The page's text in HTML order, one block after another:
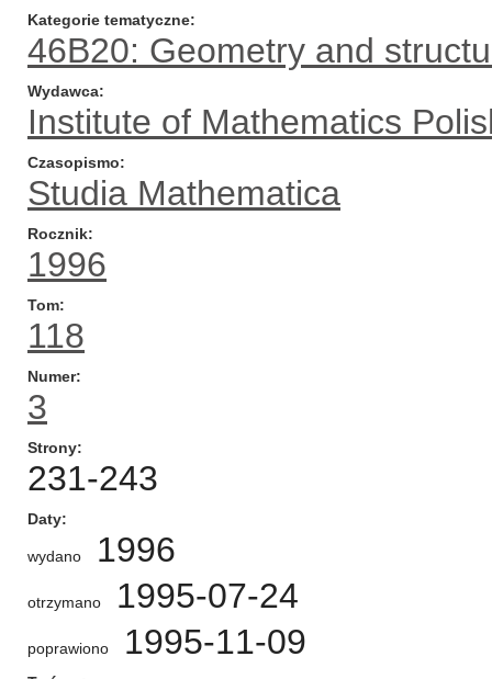
Kategorie tematyczne
46B20: Geometry and
Wydawca
Institute of Mathematics
Czasopismo
Studia Mathematica
Rocznik
1996
Tom
118
Numer
3
Strony
231-243
Daty
wydano 1996
otrzymano 1995-07-24
poprawiono 1995-11-09